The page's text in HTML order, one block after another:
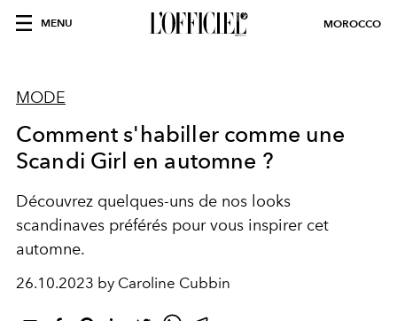
MENU MOROCCO
MODE
Comment s'habiller comme une
Scandi Girl en automne ?
Découvrez quelques-uns de nos looks
scandinaves préférés pour vous inspirer cet
automne.
26.10.2023 by Caroline Cubbin